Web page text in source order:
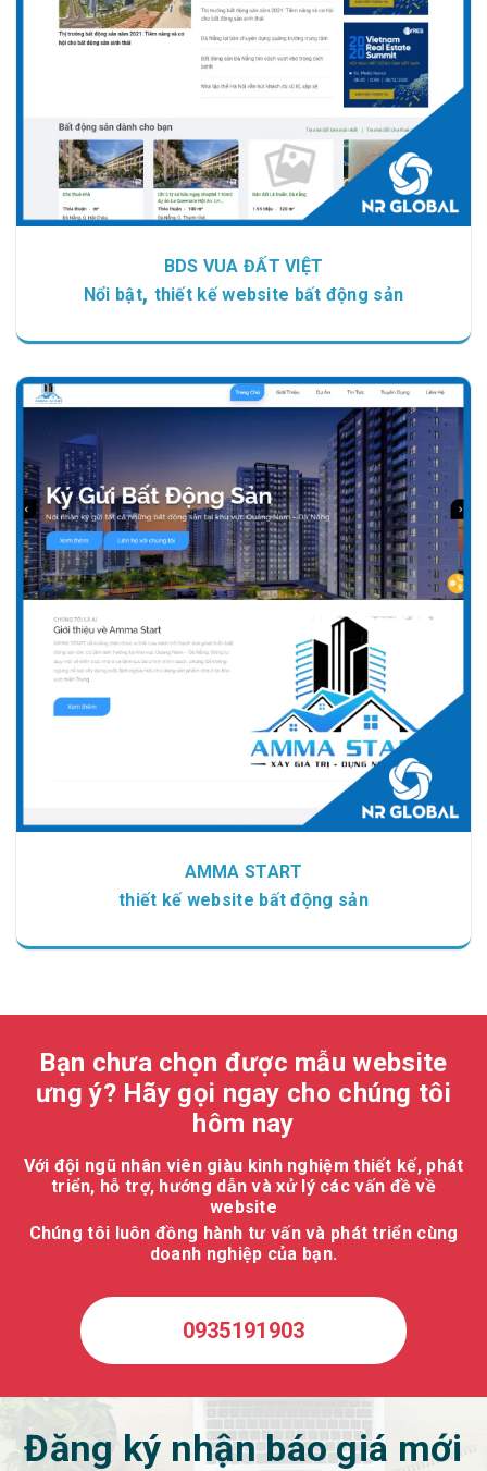
BDS VUA ĐẤT VIỆT
Nổi bật, thiết kế website bất động sản
Chi tiết Xem giao diện
AMMA START
thiết kế website bất động sản
Bạn chưa chọn được mẫu website
ưng ý? Hãy gọi ngay cho chúng tôi
hôm nay
Với đội ngũ nhân viên giàu kinh nghiệm thiết kế, phát
triển, hỗ trợ, hướng dẫn và xử lý các vấn đề về
website
Chúng tôi luôn đồng hành tư vấn và phát triển cùng
doanh nghiệp của bạn.
0935191903
Đăng ký nhận báo giá mới